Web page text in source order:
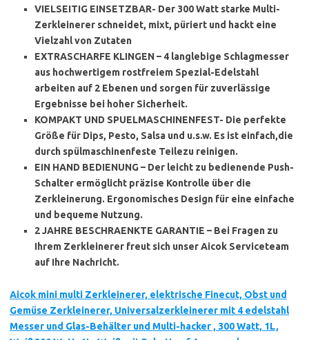
VIELSEITIG EINSETZBAR- Der 300 Watt starke Multi-
Zerkleinerer schneidet, mixt, püriert und hackt eine
Vielzahl von Zutaten
EXTRASCHARFE KLINGEN – 4 langlebige Schlagmesser
aus hochwertigem rostfreiem Spezial-Edelstahl
arbeiten auf 2 Ebenen und sorgen für zuverlässige
Ergebnisse bei hoher Sicherheit.
KOMPAKT UND SPUELMASCHINENFEST- Die perfekte
Größe für Dips, Pesto, Salsa und u.s.w. Es ist einfach,die
durch spülmaschinenfeste Teilezu reinigen.
EIN HAND BEDIENUNG – Der leicht zu bedienende Push-
Schalter ermöglicht präzise Kontrolle über die
Zerkleinerung. Ergonomisches Design für eine einfache
und bequeme Nutzung.
2 JAHRE BESCHRAENKTE GARANTIE – Bei Fragen zu
Ihrem Zerkleinerer freut sich unser Aicok Serviceteam
auf Ihre Nachricht.
Aicok mini multi Zerkleinerer, elektrische Finecut, Obst und
Gemüse Zerkleinerer, Universalzerkleinerer mit 4 edelstahl
Messer und Glas-Behälter und Multi-hacker , 300 Watt, 1L,